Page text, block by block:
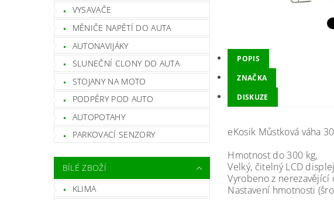
VYSAVAČE
MĚNIČE NAPĚTÍ DO AUTA
AUTONAVIJÁKY
SLUNEČNÍ CLONY DO AUTA
STOJANY NA MOTO
PODPĚRY POD AUTO
AUTOPOTAHY
PARKOVACÍ SENZORY
BÍLÉ ZBOŽÍ
KLIMA
POPIS
ZNAČKA
DISKUZE
eKosik Můstková váha
Hmotnost do 300 kg,
Velký, čitelný LCD
Vyrobeno z
Nastavení hmotnosti